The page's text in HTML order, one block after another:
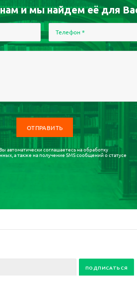
и мы найдем её для
Телефон *
автоматически соглашаетесь наобработку
, а также на получение SMS сообщений о статусе